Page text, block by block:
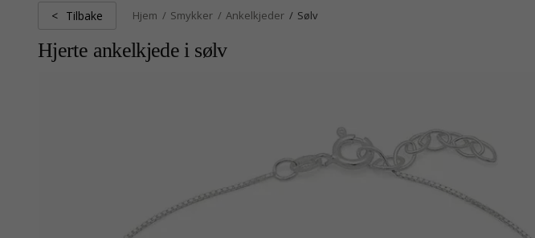
< Tilbake Hjem Smykker Ankelkjeder Sølv
Hjerte ankelkjede i sølv